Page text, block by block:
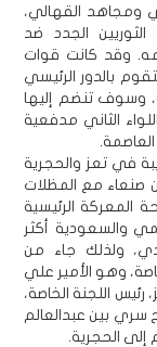
ومجاهد القهالي،
الثوريين الجدد ضد
وقد كانت قوات
بالدور الرئيسي
وسوف تنضم إليها
الثاني مدفعية
في تعز والحجرية
صنعاء مع المظلات
المعركة الرئيسية
والسعودية أكثر
ولذلك جاء من
وهو الأمير علي
اللجنة الخاصة،
بين عبدالعالم
إلى الحجرية.